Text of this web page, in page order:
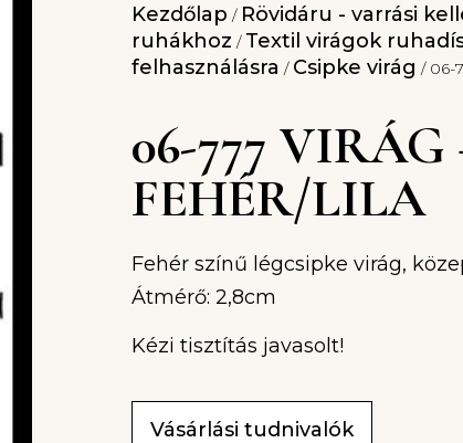
Kezdőlap / Rövidáru - varrási
ruhákhoz / Textil virágok
felhasználásra / Csipke virág / 06-
06-777 VIRÁG
FEHÉR/LILA
Fehér színű légcsipke virág,
Átmérő: 2,8cm
Kézi tisztítás javasolt!
Vásárlási tudnivalók